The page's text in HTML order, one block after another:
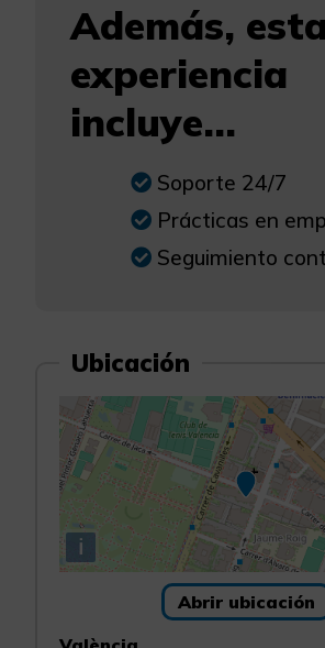
Además,
experiencia
incluye...
Soporte 24/7
Prácticas en
Seguimiento
Ubicación
i
Abrir ubicación